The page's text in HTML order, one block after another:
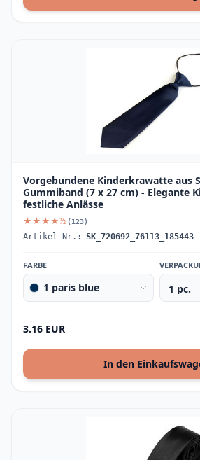
Vorgebundene Kinderkrawatte aus
Gummiband (7 x 27 cm) - Elegante
festliche Anlässe
★★★★½ (123)
Artikel-Nr.: SK_720692_76113_185443
FARBE
1 paris blue
3.16 EUR
In den